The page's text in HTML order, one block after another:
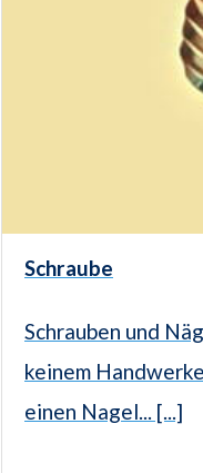
Schraube
Schrauben und
keinem
einen Nagel... [...]